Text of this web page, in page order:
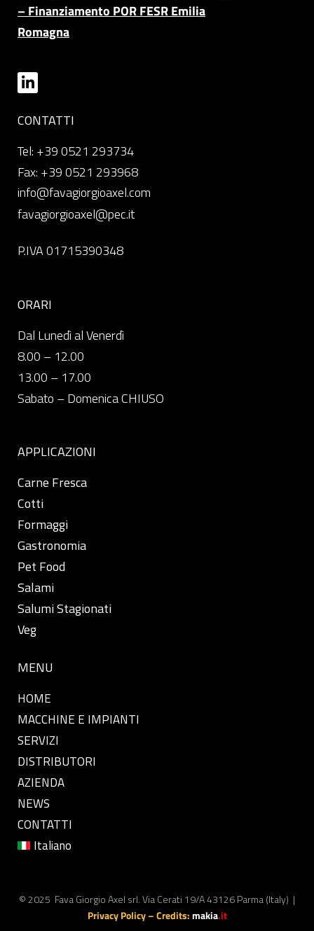
– Finanziamento POR FESR Emilia
Romagna
CONTATTI
Tel: +39 0521 293734
Fax: +39 0521 293968
info@favagiorgioaxel.com
favagiorgioaxel@pec.it
P.IVA 01715390348
ORARI
Dal Lunedì al Venerdì
8.00 – 12.00
13.00 – 17.00
Sabato – Domenica CHIUSO
APPLICAZIONI
Carne Fresca
Cotti
Formaggi
Gastronomia
Pet Food
Salami
Salumi Stagionati
Veg
MENU
HOME
MACCHINE E IMPIANTI
SERVIZI
DISTRIBUTORI
AZIENDA
NEWS
CONTATTI
Italiano
© 2025 Fava Giorgio Axel srl. Via Cerati 19/A 43126 Parma (Italy) |
Privacy Policy– Credits:makia.it